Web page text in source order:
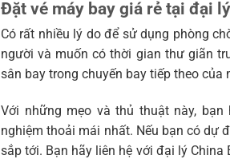
Đặt vé máy bay giá rẻ tại đại
Có rất nhiều lý do để sử dụng phòng
người và muốn có thời gian thư giãn
sân bay trong chuyến bay tiếp theo của
Với những mẹo và thủ thuật này,
nghiệm thoải mái nhất. Nếu bạn có dự
sắp tới. Bạn hãy liên hệ với đại lý